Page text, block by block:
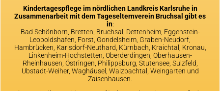
Kindertagespflege im nördlichen Landkreis Karlsruhe in
Zusammenarbeit mit dem Tageselternverein Bruchsal gibt es
in:
Bad Schönborn, Bretten, Bruchsal, Dettenheim, Eggenstein-
Leopoldshafen, Forst, Gondelsheim, Graben-Neudorf,
Hambrücken, Karlsdorf-Neuthard, Kürnbach, Kraichtal, Kronau,
Linkenheim-Hochstetten, Oberderdingen, Oberhausen-
Rheinhausen, Östringen, Philippsburg, Stutensee, Sulzfeld,
Ubstadt-Weiher, Waghäusel, Walzbachtal, Weingarten und
Zaisenhausen.